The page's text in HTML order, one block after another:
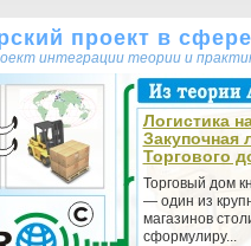
проект в
интеграции теории и
Логистика
Закупочная
Торгового
Торговый дом
— один из
магазинов
сформулиру...